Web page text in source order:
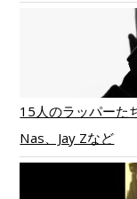
15人のラッパーた
Nas、Jay Zなど